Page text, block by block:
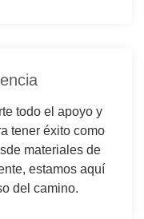
todo el apoyo y
tener éxito como
materiales de
estamos aquí
del camino.